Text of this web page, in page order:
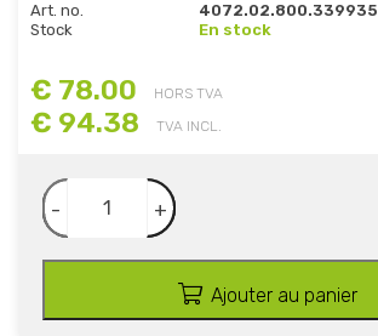
Art. no.
4072.02.800.339935
Stock
En stock
€ 78.00 HORS TVA
€ 94.38 TVA INCL.
- +
Ajouter au panier